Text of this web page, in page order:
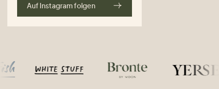
Auf Instagram folgen